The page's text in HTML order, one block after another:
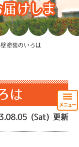
届けしま
塗装のいろは
は
(Sat) 更新